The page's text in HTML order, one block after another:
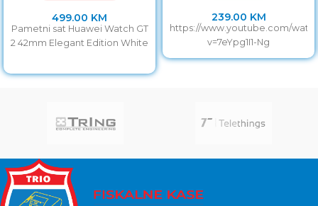
499.00 KM
Pametni sat Huawei Watch GT
2 42mm Elegant Edition White
239.00 KM
https://www.youtube.com/
v=7eYpg1I1-Ng